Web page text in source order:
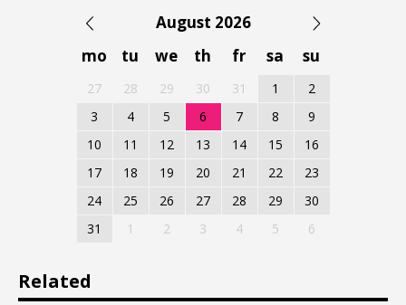
August 2026
mo
tu we th fr sa su
27 28 29 30 31 1
2
3
4 5 6 7 8
9
10
11 12 13 14 15
16
17
18 19 20 21 22
23
24
25 26 27 28 29
30
31
1 2 3 4 5 6
Related